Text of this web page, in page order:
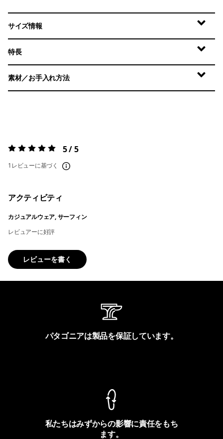
サイズ情報
特長
素材／お手入れ方法
評価:5 / 5 5 / 5
1レビューに基づく
アクティビティ
カジュアルウェア, サーフィン
レビュアーに好評
レビューを書く
パタゴニアは製品を保証しています。
私たちはみずからの影響に責任をもち
ます。